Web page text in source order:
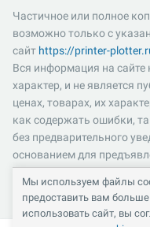
Частичное или полное
возможно только с
сайт https://printer-
Вся информация на
характер, и не является
ценах, товарах, их
как содержать ошибки,
без предварительного
основанием для
Пожалуйста, уточняйте
и компоненты
российских рублях и
Мы используем файлы
предоставить вам
использовать сайт, вы